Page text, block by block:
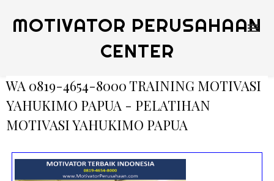
MOTIVATOR PERUSAHAAN
CENTER
WA 0819-4654-8000 TRAINING MOTIVASI
YAHUKIMO PAPUA - PELATIHAN
MOTIVASI YAHUKIMO PAPUA